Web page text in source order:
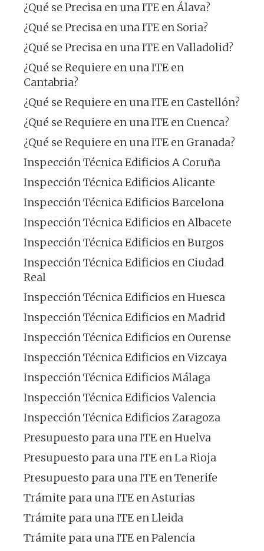
¿Qué se Precisa en una ITE en Álava?
¿Qué se Precisa en una ITE en Soria?
¿Qué se Precisa en una ITE en Valladolid?
¿Qué se Requiere en una ITE en
Cantabria?
¿Qué se Requiere en una ITE en Castellón?
¿Qué se Requiere en una ITE en Cuenca?
¿Qué se Requiere en una ITE en Granada?
Inspección Técnica Edificios A Coruña
Inspección Técnica Edificios Alicante
Inspección Técnica Edificios Barcelona
Inspección Técnica Edificios en Albacete
Inspección Técnica Edificios en Burgos
Inspección Técnica Edificios en Ciudad
Real
Inspección Técnica Edificios en Huesca
Inspección Técnica Edificios en Madrid
Inspección Técnica Edificios en Ourense
Inspección Técnica Edificios en Vizcaya
Inspección Técnica Edificios Málaga
Inspección Técnica Edificios Valencia
Inspección Técnica Edificios Zaragoza
Presupuesto para una ITE en Huelva
Presupuesto para una ITE en La Rioja
Presupuesto para una ITE en Tenerife
Trámite para una ITE en Asturias
Trámite para una ITE en Lleida
Trámite para una ITE en Palencia